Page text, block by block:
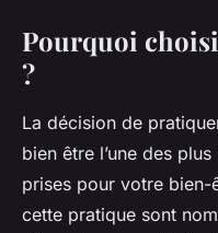
Pourquoi
?
La décision de
bien être l’une des
prises pour votre bien-
cette pratique sont